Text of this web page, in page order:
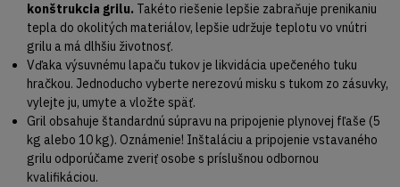
konštrukcia grilu. Takéto riešenie lepšie zabraňuje prenikaniu
tepla do okolitých materiálov, lepšie udržuje teplotu vo vnútri
grilu a má dlhšiu životnosť.
Vďaka výsuvnému lapaču tukov je likvidácia upečeného tuku
hračkou. Jednoducho vyberte nerezovú misku s tukom zo zásuvky,
vylejte ju, umyte a vložte späť.
Gril obsahuje štandardnú súpravu na pripojenie plynovej fľaše (5
kg alebo 10 kg). Oznámenie! Inštaláciu a pripojenie vstavaného
grilu odporúčame zveriť osobe s príslušnou odbornou
kvalifikáciou.